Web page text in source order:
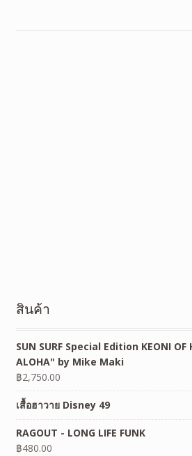
สินค้า
SUN SURF Special Edition KEONI OF
ALOHA" by Mike Maki
฿2,750.00
เสื้อฮาวาย Disney 49
RAGOUT - LONG LIFE FUNK
฿480.00